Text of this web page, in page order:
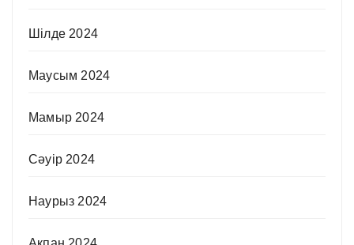
Шілде 2024
Маусым 2024
Мамыр 2024
Сәуір 2024
Наурыз 2024